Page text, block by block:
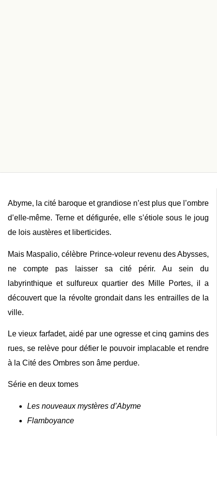
Abyme, la cité baroque et grandiose n’est plus que l’ombre
d’elle-même. Terne et défigurée, elle s’étiole sous le joug
de lois austères et liberticides.
Mais Maspalio, célèbre Prince-voleur revenu des Abysses,
ne compte pas laisser sa cité périr. Au sein du
labyrinthique et sulfureux quartier des Mille Portes, il a
découvert que la révolte grondait dans les entrailles de la
ville.
Le vieux farfadet, aidé par une ogresse et cinq gamins des
rues, se relève pour défier le pouvoir implacable et rendre
à la Cité des Ombres son âme perdue.
Série en deux tomes
Les nouveaux mystères d’Abyme
Flamboyance